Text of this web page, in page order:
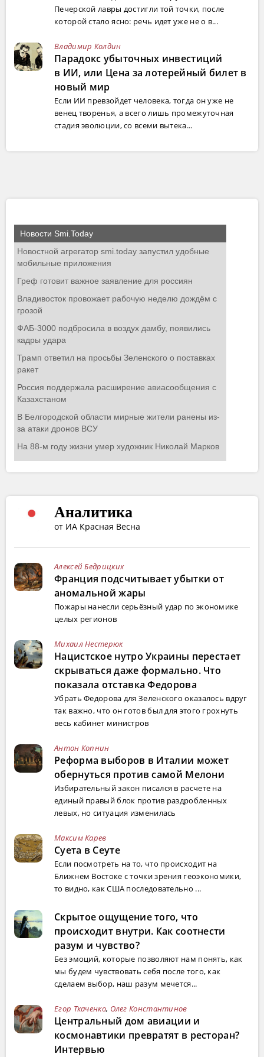
Печерской лавры достигли той точки, после
которой стало ясно: речь идет уже не о в...
Владимир Колдин
Парадокс убыточных инвестиций
в ИИ, или Цена за лотерейный билет в
новый мир
Если ИИ превзойдет человека, тогда он уже не
венец творенья, а всего лишь промежуточная
стадия эволюции, со всеми вытека...
Аналитика
от ИА Красная Весна
Алексей Бедрицких
Франция подсчитывает убытки от
аномальной жары
Пожары нанесли серьёзный удар по экономике
целых регионов
Михаил Нестерюк
Нацистское нутро Украины перестает
скрываться даже формально. Что
показала отставка Федорова
Убрать Федорова для Зеленского оказалось вдруг
так важно, что он готов был для этого грохнуть
весь кабинет министров
Антон Копнин
Реформа выборов в Италии может
обернуться против самой Мелони
Избирательный закон писался в расчете на
единый правый блок против раздробленных
левых, но ситуация изменилась
Максим Карев
Суета в Сеуте
Если посмотреть на то, что происходит на
Ближнем Востоке с точки зрения геоэкономики,
то видно, как США последовательно ...
Скрытое ощущение того, что
происходит внутри. Как соотнести
разум и чувство?
Без эмоций, которые позволяют нам понять, как
мы будем чувствовать себя после того, как
сделаем выбор, наш разум мечется...
Егор Ткаченко, Олег Константинов
Центральный дом авиации и
космонавтики превратят в ресторан?
Интервью